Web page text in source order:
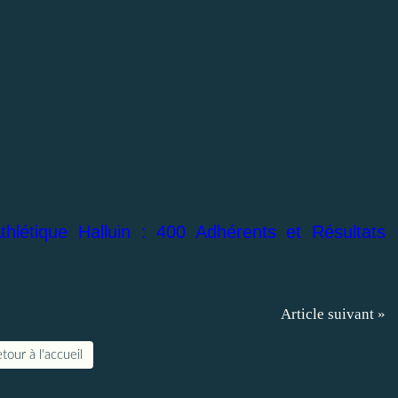
Halluin : 400 Adhérents et Résultats
Article suivant »
à l'accueil